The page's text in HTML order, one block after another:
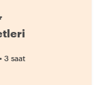
• 3 saat